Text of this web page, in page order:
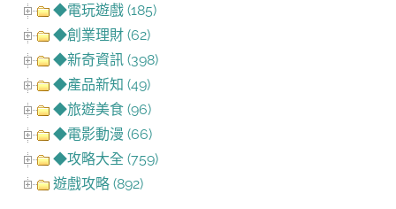
◆電玩遊戲 (185)
◆創業理財 (62)
◆新奇資訊 (398)
◆產品新知 (49)
◆旅遊美食 (96)
◆電影動漫 (66)
◆攻略大全 (759)
遊戲攻略 (892)